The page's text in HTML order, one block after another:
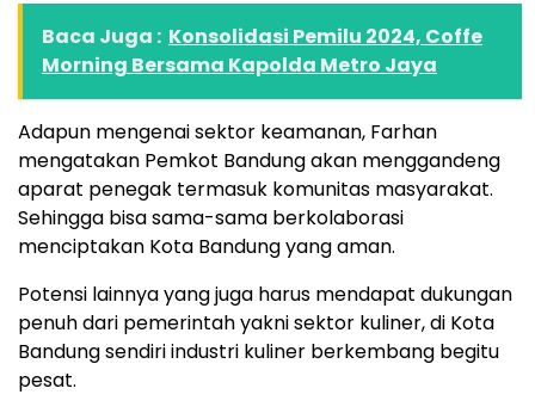
Baca Juga : Konsolidasi Pemilu 2024, Coffe
Morning Bersama Kapolda Metro Jaya
Adapun mengenai sektor keamanan, Farhan
mengatakan Pemkot Bandung akan menggandeng
aparat penegak termasuk komunitas masyarakat.
Sehingga bisa sama-sama berkolaborasi
menciptakan Kota Bandung yang aman.
Potensi lainnya yang juga harus mendapat dukungan
penuh dari pemerintah yakni sektor kuliner, di Kota
Bandung sendiri industri kuliner berkembang begitu
pesat.